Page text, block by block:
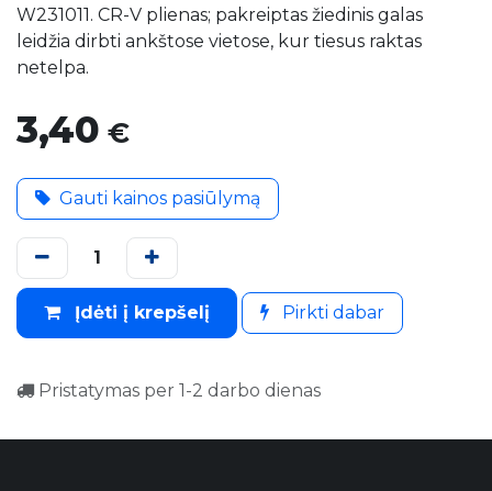
W231011. CR-V plienas; pakreiptas žiedinis galas
leidžia dirbti ankštose vietose, kur tiesus raktas
netelpa.
3,40 €
Gauti kainos pasiūlymą
Įdėti į krepšelį Pirkti dabar
Pristatymas per 1-2 darbo dienas